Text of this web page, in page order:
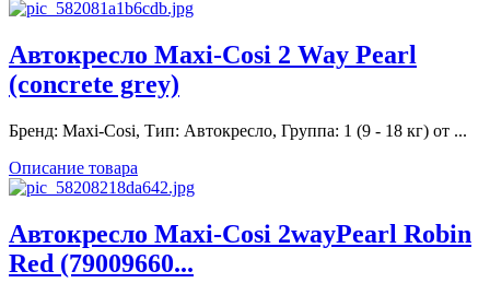
Автокресло Maxi-Cosi 2 Way Pearl
(concrete grey)
Бренд: Maxi-Cosi, Тип: Автокресло, Группа: 1 (9 - 18 кг) от ...
Описание товара
Автокресло Maxi-Cosi 2wayPearl Robin
Red (79009660...